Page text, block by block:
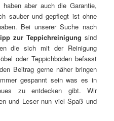
aber auch die Garantie,
sauber und gepflegt ist ohne
Bei unserer Suche nach
zur Teppichreinigung sind
die sich mit der Reinigung
oder Teppichböden befasst
Beitrag gerne näher bringen
gespannt sein was es in
zu entdecken gibt. Wir
und Leser nun viel Spaß und